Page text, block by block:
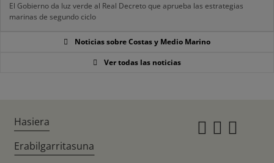
El Gobierno da luz verde al Real Decreto que aprueba las estrategias
marinas de segundo ciclo
Noticias sobre Costas y Medio Marino
Ver todas las noticias
Hasiera
Erabilgarritasuna